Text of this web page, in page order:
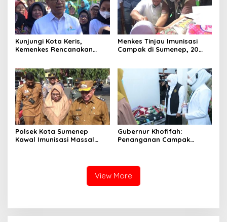
Kunjungi Kota Keris,
Kemenkes Rencanakan
Menkes Tinjau Imunisasi
Campak di Sumenep, 20
Polsek Kota Sumenep
Kawal Imunisasi Massal
Gubernur Khofifah:
Penanganan Campak
View More